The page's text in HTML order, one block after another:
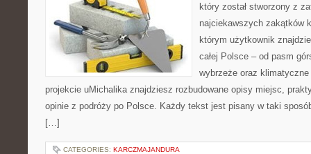
który został stworzony z
najciekawszych zakątków
którym użytkownik
całej Polsce – od pasm
wybrzeże oraz
projekcie uMichalika znajdziesz rozbudowane opisy miejsc,
opinie z podróży po Polsce. Każdy tekst jest pisany w taki
[…]
CATEGORIES: KARCZMAJANDURA